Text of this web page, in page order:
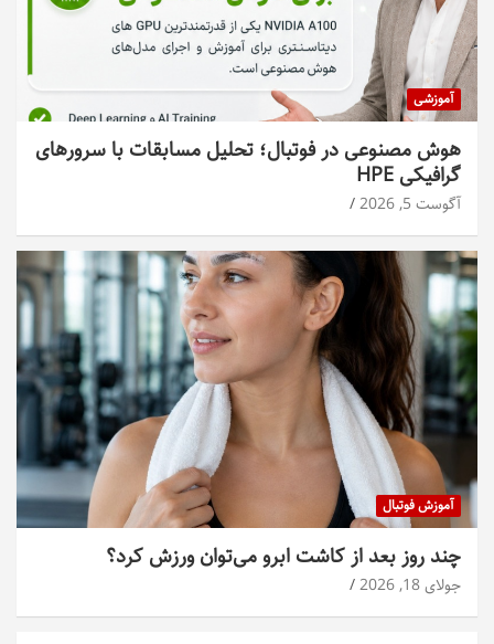
آموزشی
هوش مصنوعی در فوتبال؛ تحلیل مسابقات با سرورهای
گرافیکی HPE
آگوست 5, 2026
آموزش فوتبال
چند روز بعد از کاشت ابرو می‌توان ورزش کرد؟
جولای 18, 2026